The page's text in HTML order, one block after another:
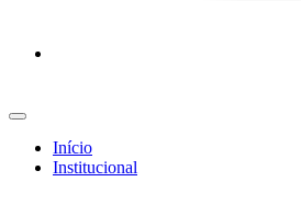
Início
Institucional